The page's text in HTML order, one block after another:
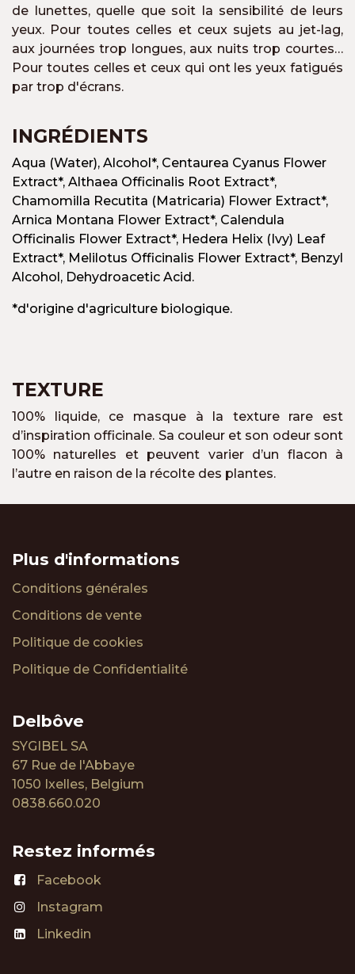
de lunettes, quelle que soit la sensibilité de leurs
yeux. Pour toutes celles et ceux sujets au jet-lag,
aux journées trop longues, aux nuits trop courtes…
Pour toutes celles et ceux qui ont les yeux fatigués
par trop d'écrans.
INGRÉDIENTS
Aqua (Water), Alcohol*, Centaurea Cyanus Flower
Extract*, Althaea Officinalis Root Extract*,
Chamomilla Recutita (Matricaria) Flower Extract*,
Arnica Montana Flower Extract*, Calendula
Officinalis Flower Extract*, Hedera Helix (Ivy) Leaf
Extract*, Melilotus Officinalis Flower Extract*, Benzyl
Alcohol, Dehydroacetic Acid.
*d'origine d'agriculture biologique.
TEXTURE
100% liquide, ce masque à la texture rare est
d’inspiration officinale. Sa couleur et son odeur sont
100% naturelles et peuvent varier d’un flacon à
l’autre en raison de la récolte des plantes.
Plus d'informations
Conditions générales
Conditions de vente
Politique de cookies
Politique de Confidentialité
Delbôve
SYGIBEL SA
67 Rue de l'Abbaye
1050 Ixelles, Belgium
0838.660.020
Restez informés
Facebook
Instagram
Linkedin